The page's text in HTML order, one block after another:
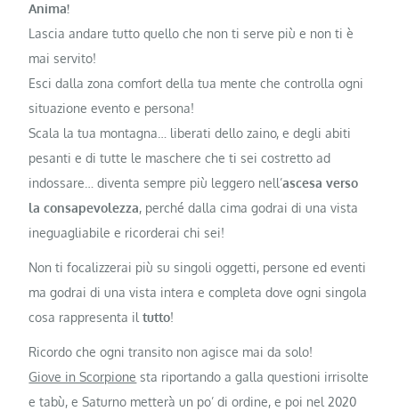
Anima!
Lascia andare tutto quello che non ti serve più e non ti è
mai servito!
Esci dalla zona comfort della tua mente che controlla ogni
situazione evento e persona!
Scala la tua montagna… liberati dello zaino, e degli abiti
pesanti e di tutte le maschere che ti sei costretto ad
indossare… diventa sempre più leggero nell’ascesa verso
la consapevolezza, perché dalla cima godrai di una vista
ineguagliabile e ricorderai chi sei!
Non ti focalizzerai più su singoli oggetti, persone ed eventi
ma godrai di una vista intera e completa dove ogni singola
cosa rappresenta iltutto!
Ricordo che ogni transito non agisce mai da solo!
Giove in Scorpione sta riportando a galla questioni irrisolte
e tabù, e Saturno metterà un po’ di ordine, e poi nel 2020